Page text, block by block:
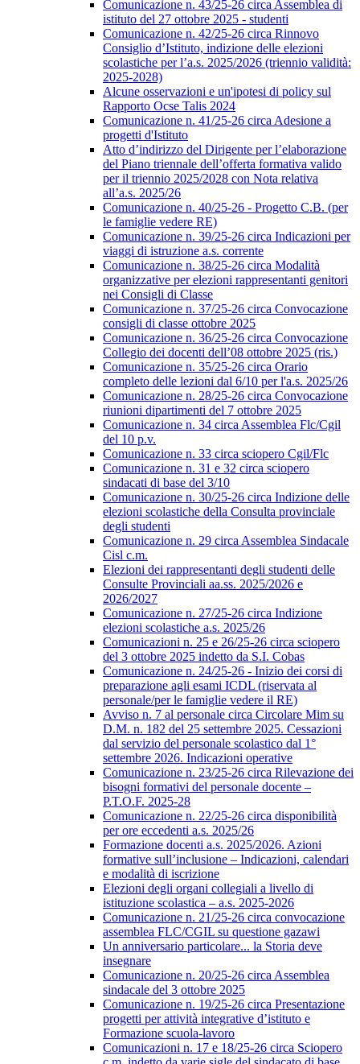
Comunicazione n. 43/25-26 circa Assemblea di
istituto del 27 ottobre 2025 - studenti
Comunicazione n. 42/25-26 circa Rinnovo
Consiglio d’Istituto, indizione delle elezioni
scolastiche per l’a.s. 2025/2026 (triennio validità:
2025-2028)
Alcune osservazioni e un'ipotesi di policy sul
Rapporto Ocse Talis 2024
Comunicazione n. 41/25-26 circa Adesione a
progetti d'Istituto
Atto d’indirizzo del Dirigente per l’elaborazione
del Piano triennale dell’offerta formativa valido
per il triennio 2025/2028 con Nota relativa
all’a.s. 2025/26
Comunicazione n. 40/25-26 - Progetto C.B. (per
le famiglie vedere RE)
Comunicazione n. 39/25-26 circa Indicazioni per
viaggi di istruzione a.s. corrente
Comunicazione n. 38/25-26 circa Modalità
organizzative per elezioni rappresentanti genitori
nei Consigli di Classe
Comunicazione n. 37/25-26 circa Convocazione
consigli di classe ottobre 2025
Comunicazione n. 36/25-26 circa Convocazione
Collegio dei docenti dell’08 ottobre 2025 (ris.)
Comunicazione n. 35/25-26 circa Orario
completo delle lezioni dal 6/10 per l'a.s. 2025/26
Comunicazione n. 28/25-26 circa Convocazione
riunioni dipartimenti del 7 ottobre 2025
Comunicazione n. 34 circa Assemblea Flc/Cgil
del 10 p.v.
Comunicazione n. 33 circa sciopero Cgil/Flc
Comunicazione n. 31 e 32 circa sciopero
sindacati di base del 3/10
Comunicazione n. 30/25-26 circa Indizione delle
elezioni scolastiche della Consulta provinciale
degli studenti
Comunicazione n. 29 circa Assemblea Sindacale
Cisl c.m.
Elezioni dei rappresentanti degli studenti delle
Consulte Provinciali aa.ss. 2025/2026 e
2026/2027
Comunicazione n. 27/25-26 circa Indizione
elezioni scolastiche a.s. 2025/26
Comunicazioni n. 25 e 26/25-26 circa sciopero
del 3 ottobre 2025 indetto da S.I. Cobas
Comunicazione n. 24/25-26 - Inizio dei corsi di
preparazione agli esami ICDL (riservata al
personale/per le famiglie vedere il RE)
Avviso n. 7 al personale circa Circolare Mim su
D.M. n. 182 del 25 settembre 2025. Cessazioni
dal servizio del personale scolastico dal 1°
settembre 2026. Indicazioni operative
Comunicazione n. 23/25-26 circa Rilevazione dei
bisogni formativi del personale docente –
P.T.O.F. 2025-28
Comunicazione n. 22/25-26 circa disponibilità
per ore eccedenti a.s. 2025/26
Formazione docenti a.s. 2025/2026. Azioni
formative sull’inclusione – Indicazioni, calendari
e modalità di iscrizione
Elezioni degli organi collegiali a livello di
istituzione scolastica – a.s. 2025-2026
Comunicazione n. 21/25-26 circa convocazione
assemblea FLC/CGIL su questione gazawi
Un anniversario particolare... la Storia deve
insegnare
Comunicazione n. 20/25-26 circa Assemblea
sindacale del 3 ottobre 2025
Comunicazione n. 19/25-26 circa Presentazione
progetti per attività integrative d’istituto e
Formazione scuola-lavoro
Comunicazioni n. 17 e 18/25-26 circa Sciopero